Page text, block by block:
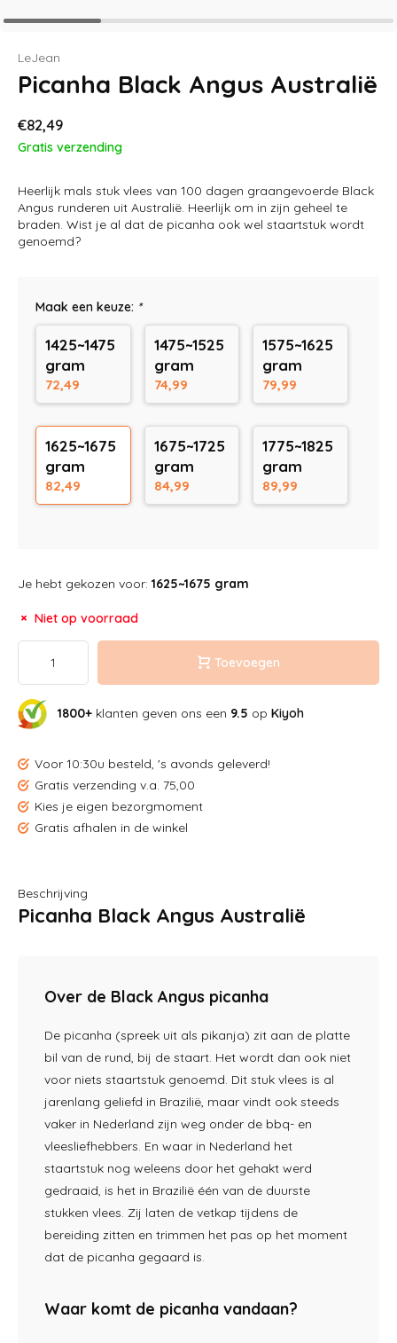
LeJean
Picanha Black Angus Australië
€82,49
Gratis verzending
Heerlijk mals stuk vlees van 100 dagen graangevoerde Black
Angus runderen uit Australië. Heerlijk om in zijn geheel te
braden. Wist je al dat de picanha ook wel staartstuk wordt
genoemd?
Maak een keuze: *
1425~1475
gram
72,49
1475~1525
gram
74,99
1575~1625
gram
79,99
1625~1675
gram
82,49
1675~1725
gram
84,99
1775~1825
gram
89,99
Je hebt gekozen voor: 1625~1675 gram
Niet op voorraad
Toevoegen
1800+ klanten geven ons een 9.5 op Kiyoh
Voor 10:30u besteld, 's avonds geleverd!
Gratis verzending v.a. 75,00
Kies je eigen bezorgmoment
Gratis afhalen in de winkel
Beschrijving
Picanha Black Angus Australië
Over de Black Angus picanha
De picanha (spreek uit als pikanja) zit aan de platte
bil van de rund, bij de staart. Het wordt dan ook niet
voor niets staartstuk genoemd. Dit stuk vlees is al
jarenlang geliefd in Brazilië, maar vindt ook steeds
vaker in Nederland zijn weg onder de bbq- en
vleesliefhebbers. En waar in Nederland het
staartstuk nog weleens door het gehakt werd
gedraaid, is het in Brazilië één van de duurste
stukken vlees. Zij laten de vetkap tijdens de
bereiding zitten en trimmen het pas op het moment
dat de picanha gegaard is.
Waar komt de picanha vandaan?